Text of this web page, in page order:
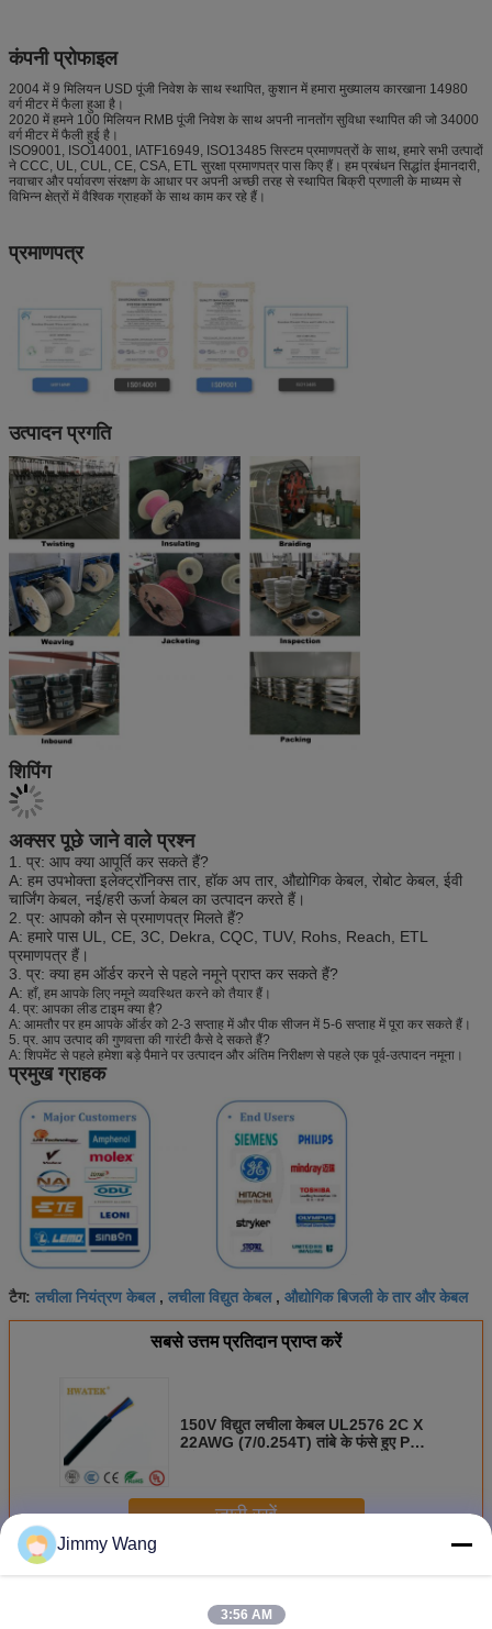
कंपनी प्रोफाइल
2004 में 9 मिलियन USD पूंजी निवेश के साथ स्थापित, कुशान में हमारा मुख्यालय कारखाना 14980
वर्ग मीटर में फैला हुआ है।
2020 में हमने 100 मिलियन RMB पूंजी निवेश के साथ अपनी नानतोंग सुविधा स्थापित की जो 34000
वर्ग मीटर में फैली हुई है।
ISO9001, ISO14001, IATF16949, ISO13485 सिस्टम प्रमाणपत्रों के साथ, हमारे सभी उत्पादों
ने CCC, UL, CUL, CE, CSA, ETL सुरक्षा प्रमाणपत्र पास किए हैं। हम प्रबंधन सिद्धांत ईमानदारी,
नवाचार और पर्यावरण संरक्षण के आधार पर अपनी अच्छी तरह से स्थापित बिक्री प्रणाली के माध्यम से
विभिन्न क्षेत्रों में वैश्विक ग्राहकों के साथ काम कर रहे हैं।
प्रमाणपत्र
उत्पादन प्रगति
शिपिंग
अक्सर पूछे जाने वाले प्रश्न
1. प्र: आप क्या आपूर्ति कर सकते हैं?
A: हम उपभोक्ता इलेक्ट्रॉनिक्स तार, हॉक अप तार, औद्योगिक केबल, रोबोट केबल, ईवी
चार्जिंग केबल, नई/हरी ऊर्जा केबल का उत्पादन करते हैं।
2. प्र: आपको कौन से प्रमाणपत्र मिलते हैं?
A: हमारे पास UL, CE, 3C, Dekra, CQC, TUV, Rohs, Reach, ETL
प्रमाणपत्र हैं।
3. प्र: क्या हम ऑर्डर करने से पहले नमूने प्राप्त कर सकते हैं?
A: हाँ, हम आपके लिए नमूने व्यवस्थित करने को तैयार हैं।
4. प्र: आपका लीड टाइम क्या है?
A: आमतौर पर हम आपके ऑर्डर को 2-3 सप्ताह में और पीक सीजन में 5-6 सप्ताह में पूरा कर सकते हैं।
5. प्र. आप उत्पाद की गुणवत्ता की गारंटी कैसे दे सकते हैं?
A: शिपमेंट से पहले हमेशा बड़े पैमाने पर उत्पादन और अंतिम निरीक्षण से पहले एक पूर्व-उत्पादन नमूना।
प्रमुख ग्राहक
टैग: लचीला नियंत्रण केबल, लचीला विद्युत केबल, औद्योगिक बिजली के तार और केबल
सबसे उत्तम प्रतिदान प्राप्त करें
150V विद्युत लचीला केबल UL2576 2C X
22AWG (7/0.254T) तांबे के फंसे हुए PVC
जारी रखें
अधिकऔद्योगिक लचीला केबल
Jimmy Wang
3:56 AM